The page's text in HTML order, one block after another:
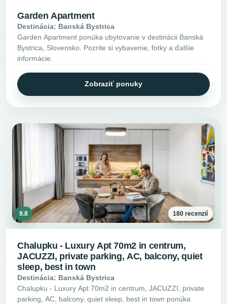
Garden Apartment
Destinácia: Banská Bystrica
Garden Apartment ponúka ubytovanie v destinácii Banská
Bystrica, Slovensko. Pozrite si vybavenie, fotky a ďalšie
informácie.
Zobraziť ponuky
9.8 180 recenzií
Chalupku - Luxury Apt 70m2 in centrum,
JACUZZI, private parking, AC, balcony, quiet
sleep, best in town
Destinácia: Banská Bystrica
Chalupku - Luxury Apt 70m2 in centrum, JACUZZI, private
parking, AC, balcony, quiet sleep, best in town ponúka